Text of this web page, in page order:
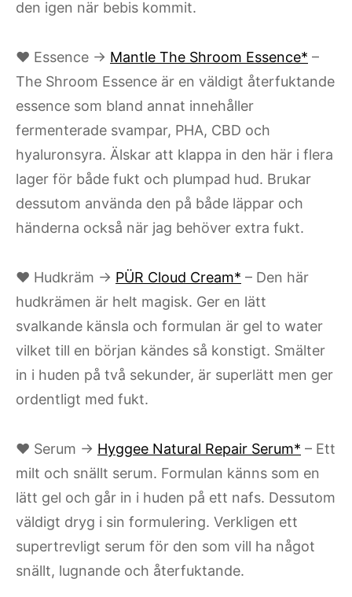
den igen när bebis kommit.
♥ Essence → Mantle The Shroom Essence* –
The Shroom Essence är en väldigt återfuktande
essence som bland annat innehåller
fermenterade svampar, PHA, CBD och
hyaluronsyra. Älskar att klappa in den här i flera
lager för både fukt och plumpad hud. Brukar
dessutom använda den på både läppar och
händerna också när jag behöver extra fukt.
♥ Hudkräm → PÜR Cloud Cream* – Den här
hudkrämen är helt magisk. Ger en lätt
svalkande känsla och formulan är gel to water
vilket till en början kändes så konstigt. Smälter
in i huden på två sekunder, är superlätt men ger
ordentligt med fukt.
♥ Serum → Hyggee Natural Repair Serum* – Ett
milt och snällt serum. Formulan känns som en
lätt gel och går in i huden på ett nafs. Dessutom
väldigt dryg i sin formulering. Verkligen ett
supertrevligt serum för den som vill ha något
snällt, lugnande och återfuktande.